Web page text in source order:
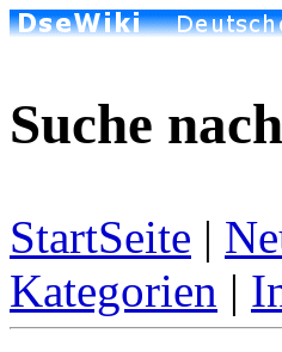
Suche
StartSeite |
Kategorien |